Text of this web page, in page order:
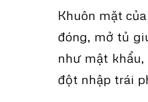
Khuôn mặt
đóng, mở tủ
như mật
đột nhập trái